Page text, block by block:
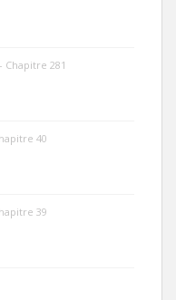
Chapitre 281
40
39